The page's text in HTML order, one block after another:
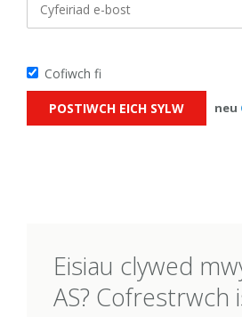
Cofiwch fi
neu
Eisiau clywed
AS? Cofrestrwch